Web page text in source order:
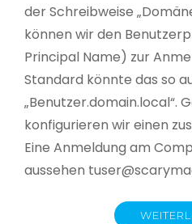
der Schreibweise
können wir den
Principal Name) zur
Standard könnte das so
„Benutzer.domain.local“.
konfigurieren wir einen
Eine Anmeldung am
aussehen